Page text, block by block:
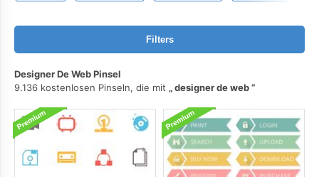
Filters
Designer De Web Pinsel
9.136 kostenlosen Pinseln, die mit
designer de web